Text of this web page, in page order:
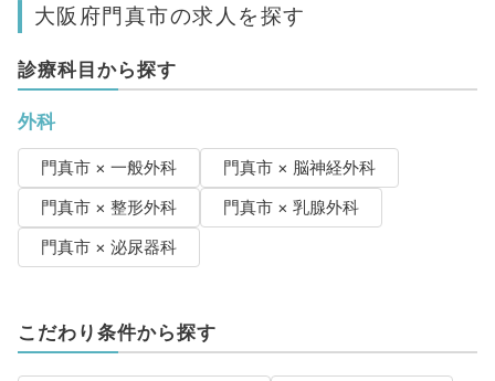
大阪府門真市の求人を探す
診療科目から探す
外科
門真市 × 一般外科
門真市 × 脳神経外科
門真市 × 整形外科
門真市 × 乳腺外科
門真市 × 泌尿器科
こだわり条件から探す